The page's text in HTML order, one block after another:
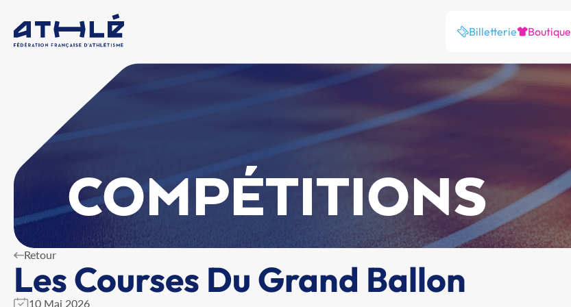
Billetterie Boutique
COMPÉTITIONS
Retour
Les Courses Du Grand Ballon
10 Mai 2026